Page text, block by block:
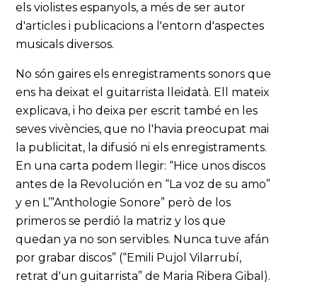
els violistes espanyols, a més de ser autor
d'articles i publicacions a l'entorn d'aspectes
musicals diversos.
No són gaires els enregistraments sonors que
ens ha deixat el guitarrista lleidatà. Ell mateix
explicava, i ho deixa per escrit també en les
seves vivències, que no l'havia preocupat mai
la publicitat, la difusió ni els enregistraments.
En una carta podem llegir: “Hice unos discos
antes de la Revolución en “La voz de su amo”
y en L’”Anthologie Sonore” però de los
primeros se perdió la matriz y los que
quedan ya no son servibles. Nunca tuve afán
por grabar discos” (“Emili Pujol Vilarrubí,
retrat d'un guitarrista” de Maria Ribera Gibal).